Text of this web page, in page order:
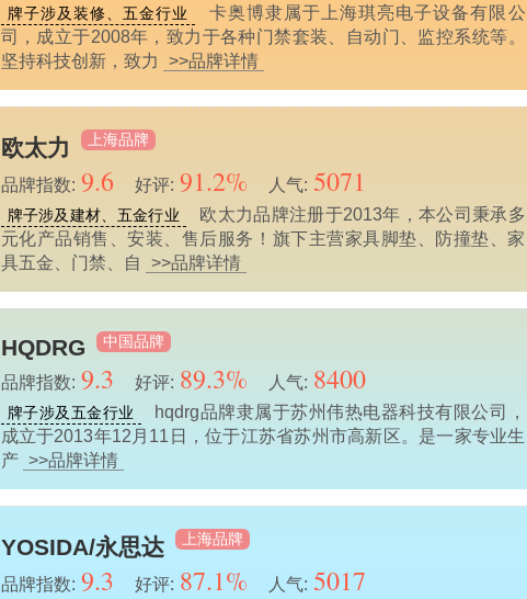
牌子涉及装修、五金行业
卡奥博隶属于上海琪亮电子设备有限公
司，成立于2008年，致力于各种门禁套装、自动门、监控系统等。
坚持科技创新，致力
>>品牌详情
欧太力 上海品牌
品牌指数: 9.6 好评: 91.2% 人气: 5071
牌子涉及建材、五金行业
欧太力品牌注册于2013年，本公司秉承多
元化产品销售、安装、售后服务！旗下主营家具脚垫、防撞垫、家
具五金、门禁、自
>>品牌详情
HQDRG 中国品牌
品牌指数: 9.3 好评: 89.3% 人气: 8400
牌子涉及五金行业
hqdrg品牌隶属于苏州伟热电器科技有限公司，
成立于2013年12月11日，位于江苏省苏州市高新区。是一家专业生
产 >>品牌详情
YOSIDA/永思达 上海品牌
品牌指数: 9.3 好评: 87.1% 人气: 5017